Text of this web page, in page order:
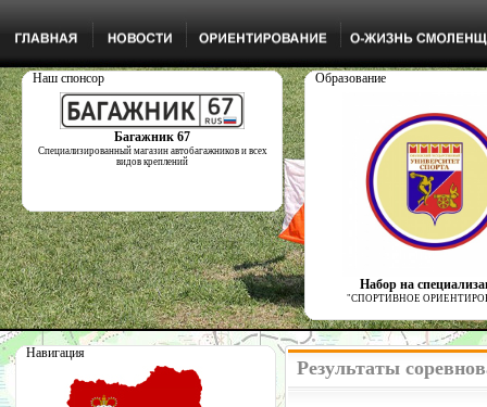
Наш спонсор
Багажник 67
Специализированный магазин автобагажников и всех
видов креплений
Образование
Набор на
"СПОРТИВНОЕ
Навигация
Результаты